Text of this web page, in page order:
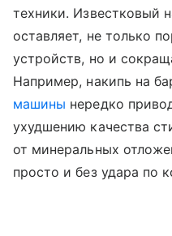
техники. Известковый
оставляет, не только
устройств, но и
Например, накипь на
машины нередко
ухудшению качества
от минеральных
просто и без удара по